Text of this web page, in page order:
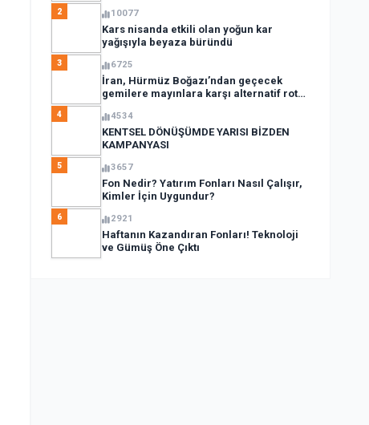
2 10077
Kars nisanda etkili olan yoğun kar
yağışıyla beyaza büründü
3 6725
İran, Hürmüz Boğazı’ndan geçecek
gemilere mayınlara karşı alternatif rota
4 4534
KENTSEL DÖNÜŞÜMDE YARISI BİZDEN
KAMPANYASI
5 3657
Fon Nedir? Yatırım Fonları Nasıl Çalışır,
Kimler İçin Uygundur?
6 2921
Haftanın Kazandıran Fonları! Teknoloji
ve Gümüş Öne Çıktı